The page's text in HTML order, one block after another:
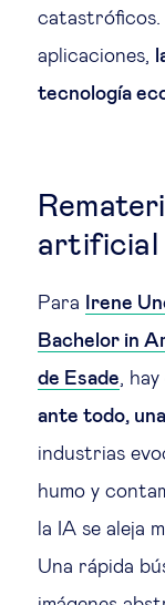
catastróficos.
aplicaciones,
tecnología
artificial
Para Irene
Bachelor in
de Esade,
ante todo,
industrias
humo y
la IA se aleja
Una rápida